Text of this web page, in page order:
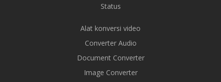
Status
Alat konversi video
Converter Audio
Document Converter
Image Converter